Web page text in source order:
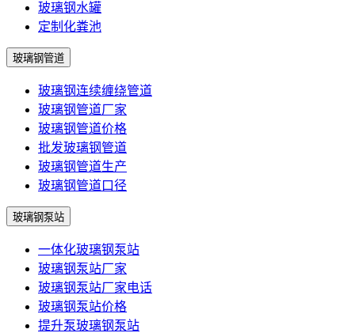
玻璃钢水罐
定制化粪池
玻璃钢管道
玻璃钢连续缠绕管道
玻璃钢管道厂家
玻璃钢管道价格
批发玻璃钢管道
玻璃钢管道生产
玻璃钢管道口径
玻璃钢泵站
一体化玻璃钢泵站
玻璃钢泵站厂家
玻璃钢泵站厂家电话
玻璃钢泵站价格
提升泵玻璃钢泵站